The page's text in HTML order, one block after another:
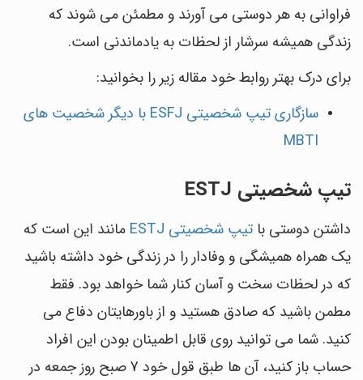
فراوانی به هر دوستی می آورند و مطمئن می شوند که
زندگی همیشه سرشار از لحظات به یادماندنی است.
برای درک بهتر روابط خود مقاله زیر را بخوانید:
سازگاری تیپ شخصیتی ESFJ با دیگر شخصیت های
MBTI
تیپ شخصیتی ESTJ
داشتن دوستی با تیپ شخصیتی ESTJ
مانند این است که
یک همراه همیشگی و وفادار را در زندگی خود داشته باشید
که در لحظات سخت و آسان کنار شما خواهد بود. فقط
مطمن باشید که صادق هستید و از باورهایتان دفاع می
کنید. شما می توانید روی قابل اطمینان بودن این افراد
حساب باز کنید، آن ها طبق قول خود 7 صبح روز جمعه در